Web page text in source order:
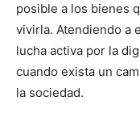
posible a los bienes
vivirla. Atendiendo a
lucha activa por la
cuando exista un
la sociedad.